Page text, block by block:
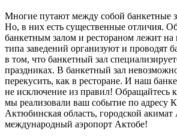
Многие путают между собой банкетные
Но, в них есть существенные отличия.
банкетным залом и рестораном лежит на
типа заведений организуют и проводят
в том, что банкетный зал
праздниках. В банкетный зал
перекусить, как в ресторане. И наш
не исключение из правил! Обращайтесь
мы реализовали ваш событие по адресу
Актюбинская область, городской акимат
международный аэропорт Актобе!